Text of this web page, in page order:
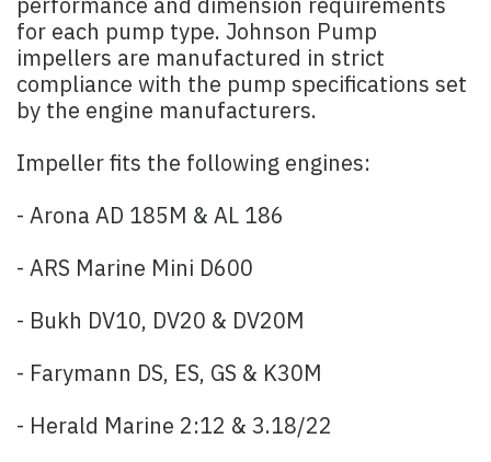
for each pump type. Johnson Pump
impellers are manufactured in strict
compliance with the pump specifications set
by the engine manufacturers.
Impeller fits the following engines:
- Arona AD 185M & AL 186
- ARS Marine Mini D600
- Bukh DV10, DV20 & DV20M
- Farymann DS, ES, GS & K30M
- Herald Marine 2:12 & 3.18/22